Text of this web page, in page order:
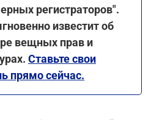
регистраторов".
известит об
вещных прав и
Ставьте свои
прямо сейчас.